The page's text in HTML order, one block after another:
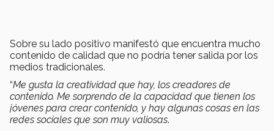
Sobre su lado positivo manifestó que encuentra mucho
contenido de calidad que no podría tener salida por los
medios tradicionales.
“Me gusta la creatividad que hay, los creadores de
contenido. Me sorprendo de la capacidad que tienen los
jóvenes para crear contenido, y hay algunas cosas en las
redes sociales que son muy valiosas.